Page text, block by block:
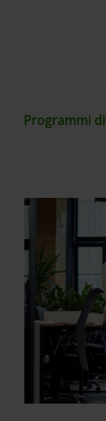
Programmi